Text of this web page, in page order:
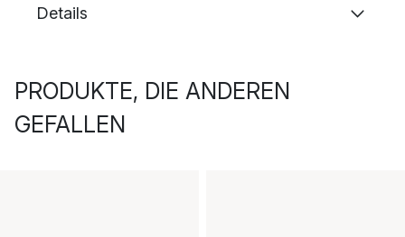
Details
PRODUKTE, DIE ANDEREN
GEFALLEN